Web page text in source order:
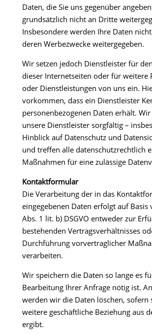
Daten, die Sie uns gegenüber
grundsätzlich nicht an Dritte
Insbesondere werden Ihre Daten
deren Werbezwecke weitergegeben.
Wir setzen jedoch Dienstleister für
dieser Internetseiten oder für weitere
oder Dienstleistungen von uns ein.
vorkommen, dass ein Dienstleister
personenbezogenen Daten erhält.
unsere Dienstleister sorgfältig –
Hinblick auf Datenschutz und
und treffen alle datenschutzrechtlich
Maßnahmen für eine zulässige
Kontaktformular
Die Verarbeitung der in das
eingegebenen Daten erfolgt auf Basis
Abs. 1 lit. b) DSGVO entweder zur
bestehenden Vertragsverhältnisses
Durchführung vorvertraglicher
verarbeiten.
Wir speichern die Daten so lange es
Bearbeitung Ihrer Anfrage nötig ist.
werden wir die Daten löschen, sofern
weitere geschäftliche Beziehung aus
ergibt.